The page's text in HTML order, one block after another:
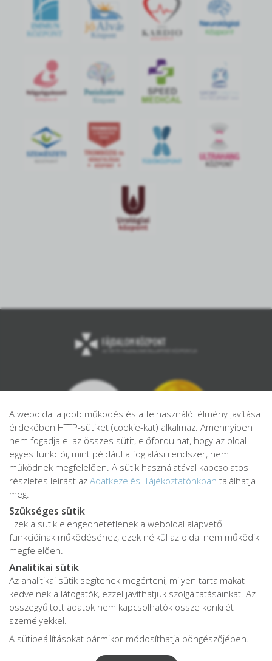
IMMUN
KÖZPONT
jó Alvás
Központ
Adatkezelési tájékoztató
Adatvédelmi tájékoztató
Impresszum
Karrier
Az oldalon feltüntetett árak az ÁFÁ-t tartalmazzák!
A weboldal a jobb működés és a felhasználói élmény javítása
érdekében HTTP-sütiket (cookie-kat) alkalmaz. Amennyiben
nem fogadja el az összes sütit, előfordulhat, hogy az oldal
egyes funkciói, mint például a foglalási rendszer, nem
működnek megfelelően. A sütik használatával kapcsolatos
részletes leírást az Adatkezelési Tájékoztatónkban találhatja
meg.
Szükséges sütik
Ezek a sütik elengedhetetlenek a weboldal alapvető
funkcióinak működéséhez, ezek nélkül az oldal nem működik
megfelelően.
Analitikai sütik
Az analitikai sütik segítenek megérteni, milyen tartalmakat
kedvelnek a látogatók, ezzel javíthatjuk szolgáltatásainkat. Az
összegyűjtött adatok nem kapcsolhatók össze konkrét
személyekkel.
A sütibeállításokat bármikor módosíthatja böngészőjében.